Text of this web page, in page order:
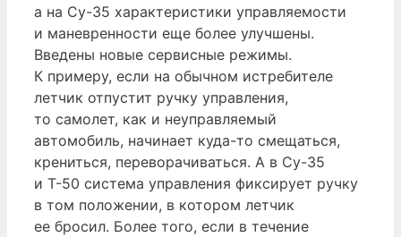
а на Су-35 характеристики управляемости
и маневренности еще более улучшены.
Введены новые сервисные режимы.
К примеру, если на обычном истребителе
летчик отпустит ручку управления,
то самолет, как и неуправляемый
автомобиль, начинает куда-то смещаться,
крениться, переворачиваться. А в Су-35
и Т-50 система управления фиксирует ручку
в том положении, в котором летчик
ее бросил. Более того, если в течение